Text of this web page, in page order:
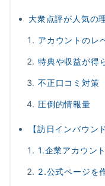
大衆点評が人気の
アカウントのレ
特典や収益が得
不正口コミ対策
圧倒的情報量
【訪日インバウン
1.企業アカウン
2.公式ページを